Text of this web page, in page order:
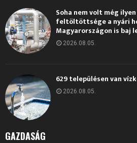
Soha nem volt még
feltöltöttsége a nyári
Magyarországon is baj
2026.08.05.
629 településen van
2026.08.05.
GAZDASÁG